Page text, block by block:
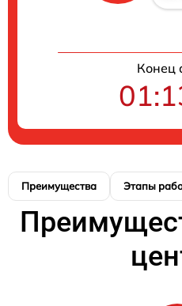
Конец
Преимущества Этапы